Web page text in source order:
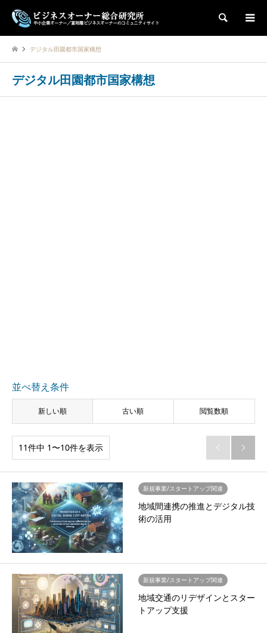
検索
デジタル田園都市国家構想
デジタル田園都市国家構想
並べ替え条件
新しい順 古い順 閲覧数順
11件中 1〜10件を表示  
新規事業/スタートアップ関連
地域間連携の推進とデジタル技
術の活用
新規事業/スタートアップ関連
地域交通のリデザインとスター
トアップ支援